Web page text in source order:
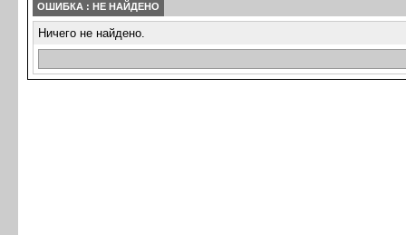
ОШИБКА : НЕ НАЙДЕНО
Ничего не найдено.